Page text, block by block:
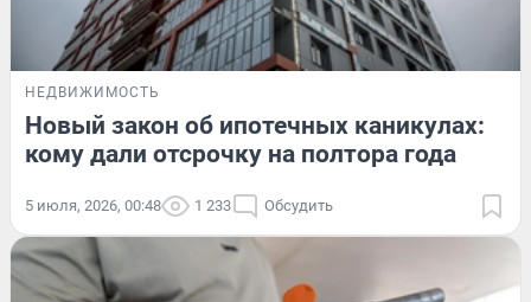
НЕДВИЖИМОСТЬ
Новый закон об ипотечных каникулах:
кому дали отсрочку на полтора года
5 июля, 2026, 00:48 1 233 Обсудить